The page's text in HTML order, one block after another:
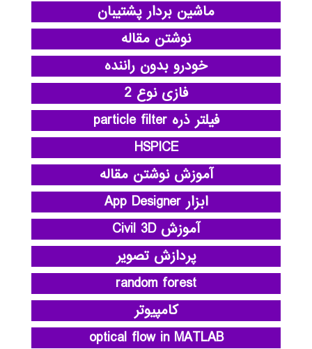
ماشین بردار پشتیبان
نوشتن مقاله
خودرو بدون راننده
فازی نوع 2
فیلتر ذره particle filter
HSPICE
آموزش نوشتن مقاله
ابزار App Designer
آموزش Civil 3D
پردازش تصویر
random forest
کامپیوتر
optical flow in MATLAB